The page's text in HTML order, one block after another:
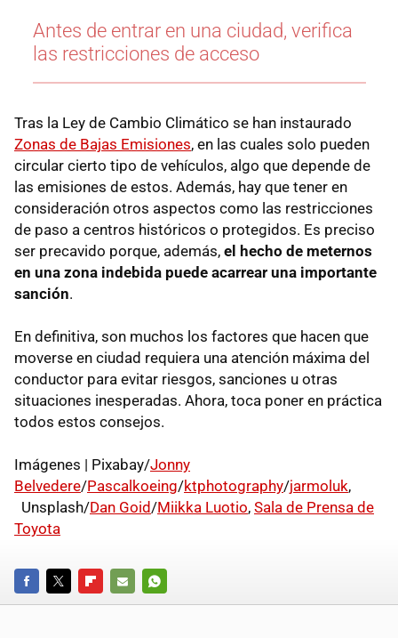
Antes de entrar en una ciudad, verifica
las restricciones de acceso
Tras la Ley de Cambio Climático se han instaurado
Zonas de Bajas Emisiones, en las cuales solo pueden
circular cierto tipo de vehículos, algo que depende de
las emisiones de estos. Además, hay que tener en
consideración otros aspectos como las restricciones
de paso a centros históricos o protegidos. Es preciso
ser precavido porque, además, el hecho de meternos
en una zona indebida puede acarrear una importante
sanción.
En definitiva, son muchos los factores que hacen que
moverse en ciudad requiera una atención máxima del
conductor para evitar riesgos, sanciones u otras
situaciones inesperadas. Ahora, toca poner en práctica
todos estos consejos.
Imágenes | Pixabay/Jonny
Belvedere/Pascalkoeing/ktphotography/jarmoluk,
Unsplash/Dan Goid/Miikka Luotio, Sala de Prensa de
Toyota
FACEBOOKTWITTERFLIPBOARD
E-
WHATSAPP